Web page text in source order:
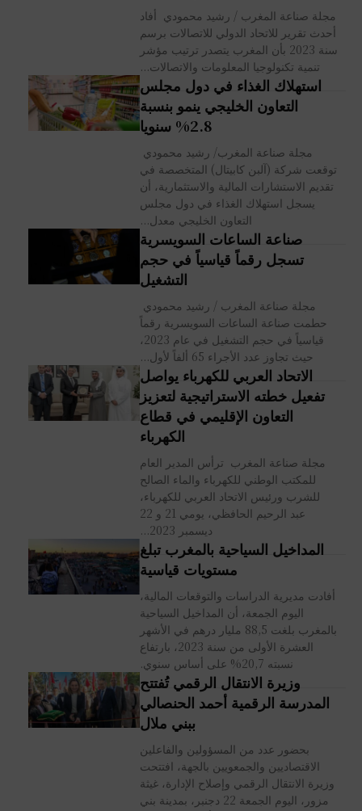
مجلة صناعة المغرب / رشيد محمودي أفاد
أحدث تقرير للاتحاد الدولي للاتصالات برسم
سنة 2023 بأن المغرب يتصدر ترتيب مؤشر
تنمية تكنولوجيا المعلومات والاتصالات...
استهلاك الغذاء في دول مجلس
التعاون الخليجي ينمو بنسبة
2.8% سنويا
مجلة صناعة المغرب/ رشيد محمودي
توقعت شركة (آلبن كابيتال) المتخصصة في
تقديم الاستشارات المالية والاستثمارية، أن
يسجل استهلاك الغذاء في دول مجلس
التعاون الخليجي معدل...
صناعة الساعات السويسرية
تسجل رقماً قياسياً في حجم
التشغيل
مجلة صناعة المغرب / رشيد محمودي
حطمت صناعة الساعات السويسرية رقماً
قياسياً في حجم التشغيل في عام 2023،
حيث تجاوز عدد الأجراء 65 ألفاً لأول...
الاتحاد العربي للكهرباء يواصل
تفعيل خطته الاستراتيجية لتعزيز
التعاون الإقليمي في قطاع
الكهرباء
مجلة صناعة المغرب ترأس المدير العام
للمكتب الوطني للكهرباء والماء الصالح
للشرب ورئيس الاتحاد العربي للكهرباء،
عبد الرحيم الحافظي، يومي 21 و 22
ديسمبر 2023...
المداخيل السياحية بالمغرب تبلغ
مستويات قياسية
أفادت مديرية الدراسات والتوقعات المالية،
اليوم الجمعة، أن المداخيل السياحية
بالمغرب بلغت 88,5 مليار درهم في الأشهر
العشرة الأولى من سنة 2023، بارتفاع
نسبته 20,7% على أساس سنوي.
وزيرة الانتقال الرقمي تُفتتح
المدرسة الرقمية أحمد الحنصالي
ببني ملال
بحضور عدد من المسؤولين والفاعلين
الاقتصاديين والجمعويين بالجهة، افتتحت
وزيرة الانتقال الرقمي وإصلاح الإدارة، غيثة
مزور، اليوم الجمعة 22 دجنبر، بمدينة بني